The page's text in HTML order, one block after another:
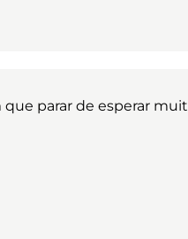
parar de esperar